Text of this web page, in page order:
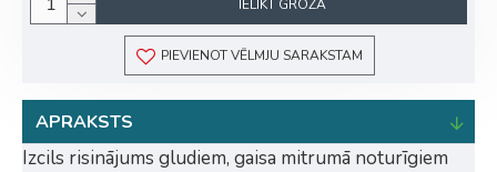
IELIKT GROZĀ
PIEVIENOT VĒLMJU SARAKSTAM
APRAKSTS
Izcils risinājums gludiem, gaisa mitrumā noturīgiem